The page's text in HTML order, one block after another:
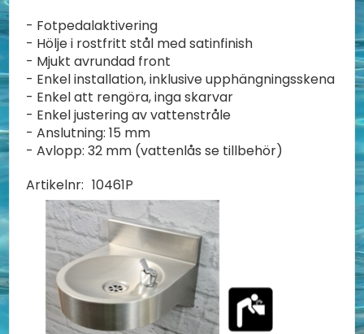
- Fotpedalaktivering
- Hölje i rostfritt stål med satinfinish
- Mjukt avrundad front
- Enkel installation, inklusive upphängningsskena
- Enkel att rengöra, inga skarvar
- Enkel justering av vattenstråle
- Anslutning: 15 mm
- Avlopp: 32 mm (vattenlås se tillbehör)
Artikelnr: 10461P